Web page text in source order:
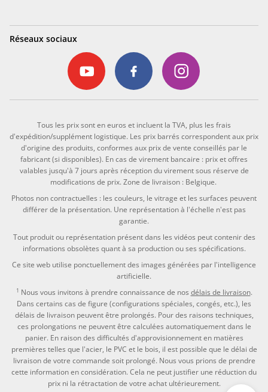
Réseaux sociaux
Tous les prix sont en euros et incluent la TVA, plus les frais
d'expédition/supplément logistique. Les prix barrés correspondent aux prix
d'origine des produits, conformes aux prix de vente conseillés par le
fabricant (si disponibles). En cas de virement bancaire : prix et offres
valables jusqu'à 7 jours après réception du virement sous réserve de
modifications de prix. Zone de livraison : Belgique.
Photos non contractuelles : les couleurs, le vitrage et les surfaces peuvent
différer de la présentation. Une représentation à l'échelle n'est pas
garantie.
Tout produit ou représentation présent dans les vidéos peut contenir des
informations obsolètes quant à sa production ou ses spécifications.
Ce site web utilise ponctuellement des images générées par l'intelligence
artificielle.
1 Nous vous invitons à prendre connaissance de nos délais de livraison.
Dans certains cas de figure (configurations spéciales, congés, etc.), les
délais de livraison peuvent être prolongés. Pour des raisons techniques,
ces prolongations ne peuvent être calculées automatiquement dans le
panier. En raison des difficultés d'approvisionnement en matières
premières telles que l'acier, le PVC et le bois, il est possible que le délai de
livraison de votre commande soit prolongé. Nous vous prions de prendre
cette information en considération. Cela ne peut justifier une réduction du
prix ni la rétractation de votre achat ultérieurement.